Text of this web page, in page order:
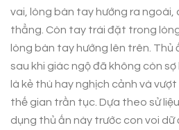
vai, lòng bàn tay hướng ra ngoài,
thẳng. Còn tay trái đặt trong
lòng bàn tay hướng lên trên. Thủ
sau khi giác ngộ đã không còn sợ
là kẻ thù hay nghịch cảnh và
thế gian trần tục. Dựa theo sử
dụng thủ ấn này trước con voi dữ